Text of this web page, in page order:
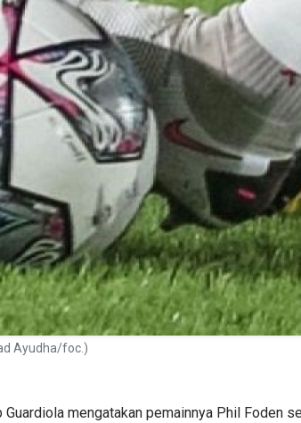
Ayudha/foc.)
mengatakan pemainnya Phil Foden